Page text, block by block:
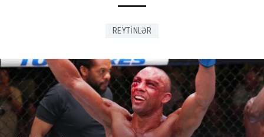
REYTİNLƏR